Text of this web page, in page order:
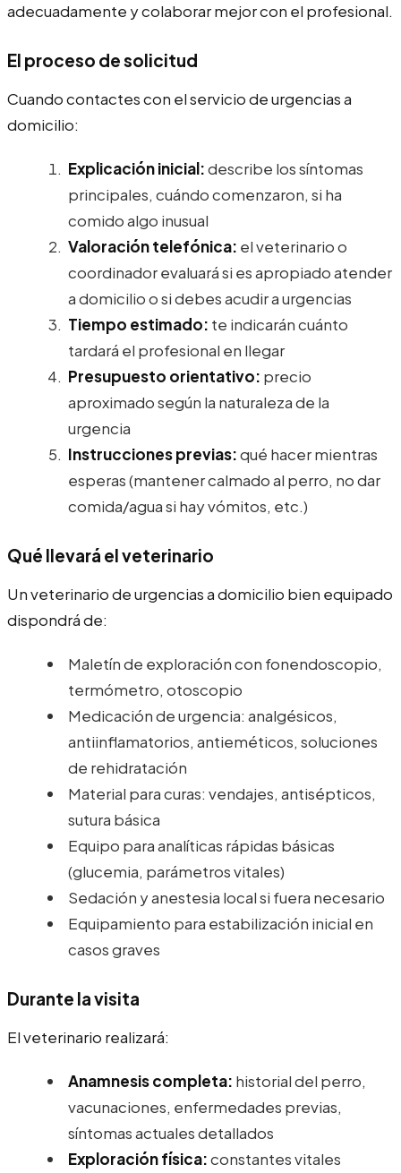
adecuadamente y colaborar mejor con el profesional.
El proceso de solicitud
Cuando contactes con el servicio de urgencias a
domicilio:
Explicación inicial:describe los síntomas
principales, cuándo comenzaron, si ha
comido algo inusual
Valoración telefónica: el veterinario o
coordinador evaluará si es apropiado atender
a domicilio o si debes acudir a urgencias
Tiempo estimado: te indicarán cuánto
tardará el profesional en llegar
Presupuesto orientativo: precio
aproximado según la naturaleza de la
urgencia
Instrucciones previas:qué hacer mientras
esperas (mantener calmado al perro, no dar
comida/agua si hay vómitos, etc.)
Qué llevará el veterinario
Un veterinario de urgencias a domicilio bien equipado
dispondrá de:
Maletín de exploración con fonendoscopio,
termómetro, otoscopio
Medicación de urgencia: analgésicos,
antiinflamatorios, antieméticos, soluciones
de rehidratación
Material para curas: vendajes, antisépticos,
sutura básica
Equipo para analíticas rápidas básicas
(glucemia, parámetros vitales)
Sedación y anestesia local si fuera necesario
Equipamiento para estabilización inicial en
casos graves
Durante la visita
El veterinario realizará:
Anamnesis completa: historial del perro,
vacunaciones, enfermedades previas,
síntomas actuales detallados
Exploración física:constantes vitales